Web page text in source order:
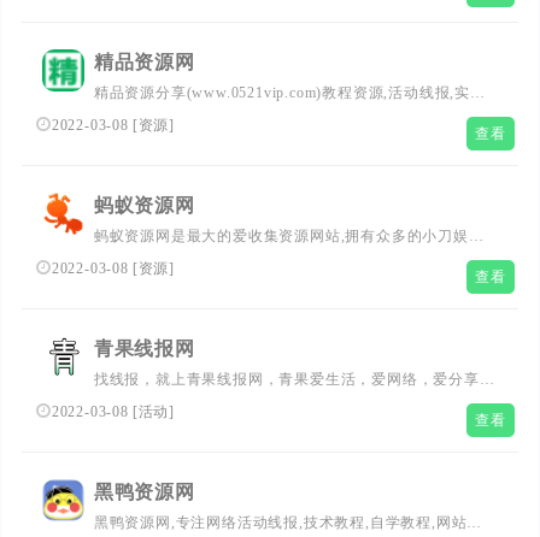
精品资源网
精品资源分享(www.0521vip.com)教程资源,活动线报,实用
软件,女孩图片,致力于免费分享精品资源,网络爱好者的栖息
2022-03-08 [资源] 查看
蚂蚁资源网
蚂蚁资源网是最大的爱收集资源网站,拥有众多的小刀娱乐
网粉丝！在这里您可以下载到各种日常所需要的安卓软件,
比如善恶资源网、活动线报、系统工具、手机软件；本站还
2022-03-08 [资源] 查看
青果线报网
找线报，就上青果线报网，青果爱生活，爱网络，爱分享优
惠券活动。网络人的烟火，熬不尽的网络江湖。专注活动，
线报，赚客吧，教程分享，还有电脑技巧以及其他日常信
2022-03-08 [活动] 查看
黑鸭资源网
黑鸭资源网,专注网络活动线报,技术教程,自学教程,网站源